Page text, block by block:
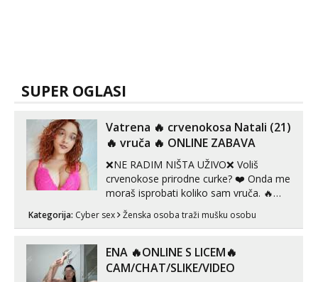
SUPER OGLASI
Vatrena ‎️‍🔥 crvenokosa Natali (21)
‎️‍🔥 vruča‎ ️‍🔥 ONLINE ZABAVA
❌NE RADIM NIŠTA UŽIVO❌ Voliš
crvenokose prirodne curke? ❤️ Onda me
moraš isprobati koliko sam vruča.‎ ️‍🔥
MLADA vražica koja ima 100%
prorodne grudi, 💦 Misli su mi uvijek
U mojoj raznolikoj ponudi možeš
pranaći nešto po svojoj mjeri. Sexi videa
Kategorija: Cyber sex Ženska osoba traži mušku osobu
ENA 🔥ONLINE S LICEM🔥
CAM/CHAT/SLIKE/VIDEO